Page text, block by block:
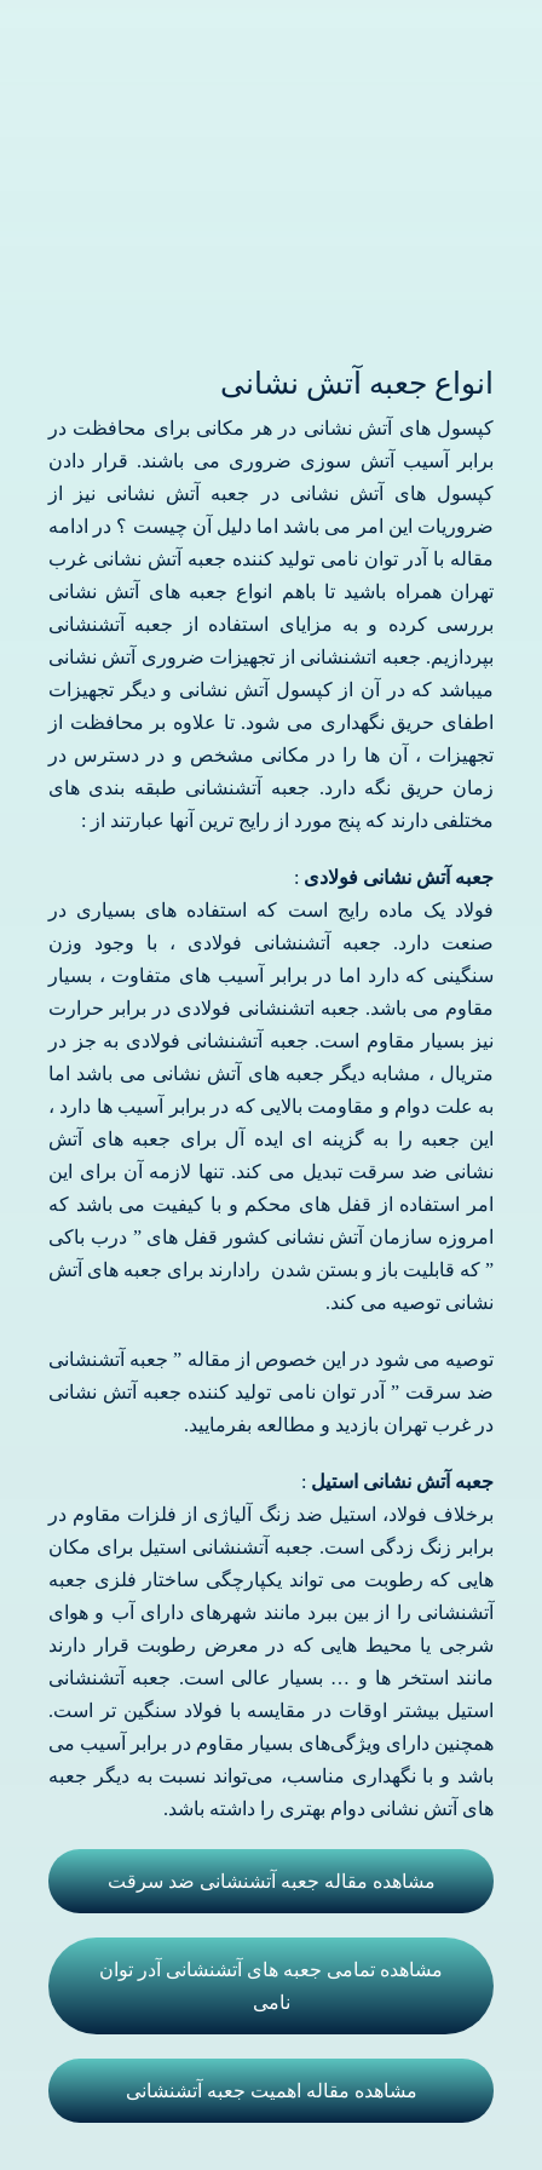
انواع جعبه آتش نشانی
کپسول های آتش نشانی در هر مکانی برای محافظت در
برابر آسیب آتش سوزی ضروری می باشند. قرار دادن
کپسول های آتش نشانی در جعبه آتش نشانی نیز از
ضروریات این امر می باشد اما دلیل آن چیست ؟ در ادامه
مقاله با آدر توان نامی تولید کننده جعبه آتش نشانی غرب
تهران همراه باشید تا باهم انواع جعبه های آتش نشانی
بررسی کرده و به مزایای استفاده از جعبه آتشنشانی
بپردازیم. جعبه اتشنشانی از تجهیزات ضروری آتش نشانی
میباشد که در آن از کپسول آتش نشانی و دیگر تجهیزات
اطفای حریق نگهداری می شود. تا علاوه بر محافظت از
تجهیزات ، آن ها را در مکانی مشخص و در دسترس در
زمان حریق نگه دارد. جعبه آتشنشانی طبقه بندی های
مختلفی دارند که پنج مورد از رایج ترین آنها عبارتند از :
جعبه آتش نشانی فولادی :
فولاد یک ماده رایج است که استفاده های بسیاری در
صنعت دارد. جعبه آتشنشانی فولادی ، با وجود وزن
سنگینی که دارد اما در برابر آسیب های متفاوت ، بسیار
مقاوم می باشد. جعبه اتشنشانی فولادی در برابر حرارت
نیز بسیار مقاوم است. جعبه آتشنشانی فولادی به جز در
متریال ، مشابه دیگر جعبه های آتش نشانی می باشد اما
به علت دوام و مقاومت بالایی که در برابر آسیب ها دارد ،
این جعبه را به گزینه ای ایده آل برای جعبه های آتش
نشانی ضد سرقت تبدیل می کند. تنها لازمه آن برای این
امر استفاده از قفل های محکم و با کیفیت می باشد که
امروزه سازمان آتش نشانی کشور قفل های ” درب باکی
” که قابلیت باز و بستن شدن رادارند برای جعبه های آتش
نشانی توصیه می کند.
توصیه می شود در این خصوص از مقاله ” جعبه آتشنشانی
ضد سرقت ” آدر توان نامی تولید کننده جعبه آتش نشانی
در غرب تهران بازدید و مطالعه بفرمایید.
جعبه آتش نشانی استیل :
برخلاف فولاد، استیل ضد زنگ آلیاژی از فلزات مقاوم در
برابر زنگ زدگی است. جعبه آتشنشانی استیل برای مکان
هایی که رطوبت می تواند یکپارچگی ساختار فلزی جعبه
آتشنشانی را از بین ببرد مانند شهرهای دارای آب و هوای
شرجی یا محیط هایی که در معرض رطوبت قرار دارند
مانند استخر ها و … بسیار عالی است. جعبه آتشنشانی
استیل بیشتر اوقات در مقایسه با فولاد سنگین تر است.
همچنین دارای ویژگی‌های بسیار مقاوم در برابر آسیب می
باشد و با نگهداری مناسب، می‌تواند نسبت به دیگر جعبه
های آتش نشانی دوام بهتری را داشته باشد.
مشاهده مقاله جعبه آتشنشانی ضد سرقت
مشاهده تمامی جعبه های آتشنشانی آدر توان
نامی
مشاهده مقاله اهمیت جعبه آتشنشانی